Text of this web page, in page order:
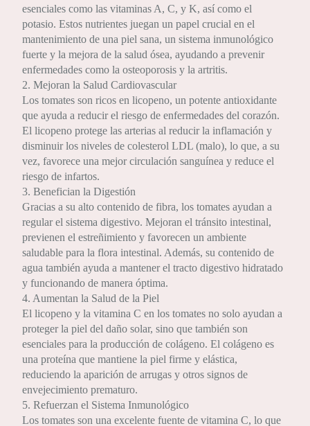
esenciales como las vitaminas A, C, y K, así como el
potasio. Estos nutrientes juegan un papel crucial en el
mantenimiento de una piel sana, un sistema inmunológico
fuerte y la mejora de la salud ósea, ayudando a prevenir
enfermedades como la osteoporosis y la artritis.
2. Mejoran la Salud Cardiovascular
Los tomates son ricos en licopeno, un potente antioxidante
que ayuda a reducir el riesgo de enfermedades del corazón.
El licopeno protege las arterias al reducir la inflamación y
disminuir los niveles de colesterol LDL (malo), lo que, a su
vez, favorece una mejor circulación sanguínea y reduce el
riesgo de infartos.
3. Benefician la Digestión
Gracias a su alto contenido de fibra, los tomates ayudan a
regular el sistema digestivo. Mejoran el tránsito intestinal,
previenen el estreñimiento y favorecen un ambiente
saludable para la flora intestinal. Además, su contenido de
agua también ayuda a mantener el tracto digestivo hidratado
y funcionando de manera óptima.
4. Aumentan la Salud de la Piel
El licopeno y la vitamina C en los tomates no solo ayudan a
proteger la piel del daño solar, sino que también son
esenciales para la producción de colágeno. El colágeno es
una proteína que mantiene la piel firme y elástica,
reduciendo la aparición de arrugas y otros signos de
envejecimiento prematuro.
5. Refuerzan el Sistema Inmunológico
Los tomates son una excelente fuente de vitamina C, lo que